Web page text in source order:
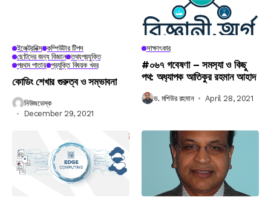
ইলেক্ট্রনিক্স কম্পিউটার টিপস
ছোটদের জন্য বিজ্ঞান তথ্যপ্রযুক্তি
প্রথম পাতায় প্রযুক্তি বিষয়ক খবর
কোডিং শেখার গুরুত্ব ও সম্ভাবনা
নিউজডেস্ক
December 29, 2021
সাক্ষাৎকার
#০৬৭ গবেষণা – সমস‍্যা ও কিছু
পথ: অধ‍্যাপক আতিকুর রহমান আহাদ
ড. মশিউর রহমান April 28, 2021